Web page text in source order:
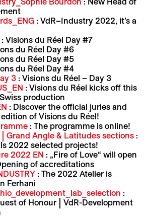
: VdR–Industry 2022, it’s a
: Visions du Réel Day #7
du Réel Day #6
du Réel Day #5
du Réel Day #4
3: Visions du Réel – Day 3
: Visions du Réel kicks off this
production
: Discover the official juries and
of Visions du Réel!
: The programme is online!
Grand Angle & Latitudes sections:
2022 selected projects!
2022 EN : „Fire of Love“ will open
of accreditations
: The 2022 Atelier is
Ferhani
:
of Honour | VdR-Development